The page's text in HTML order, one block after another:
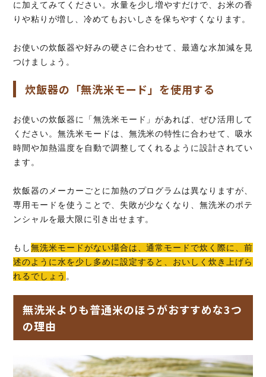
に加えてみてください。水量を少し増やすだけで、お米の香
りや粘りが増し、冷めてもおいしさを保ちやすくなります。
お使いの炊飯器や好みの硬さに合わせて、最適な水加減を見
つけましょう。
炊飯器の「無洗米モード」を使用する
お使いの炊飯器に「無洗米モード」があれば、ぜひ活用して
ください。無洗米モードは、無洗米の特性に合わせて、吸水
時間や加熱温度を自動で調整してくれるように設計されてい
ます。
炊飯器のメーカーごとに加熱のプログラムは異なりますが、
専用モードを使うことで、失敗が少なくなり、無洗米のポテ
ンシャルを最大限に引き出せます。
もし無洗米モードがない場合は、通常モードで炊く際に、前
述のように水を少し多めに設定すると、おいしく炊き上げら
れるでしょう 。
無洗米よりも普通米のほうがおすすめな3つ
の理由